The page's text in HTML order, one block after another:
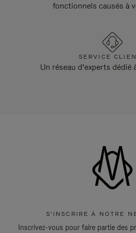
fonctionnels causés à
SERVICE
Un réseau d’experts dédié
S'INSCRIRE À NOTRE
Inscrivez-vous pour faire partie des